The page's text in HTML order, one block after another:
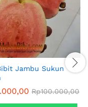
Jambu Sukun
Rp100.000,00